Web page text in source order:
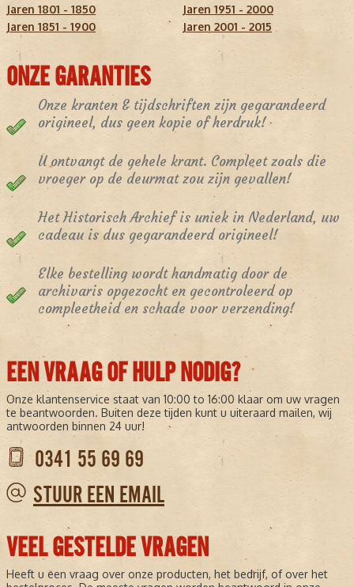
Jaren 1801 - 1850
Jaren 1851 - 1900
Jaren 1951 - 2000
Jaren 2001 - 2015
ONZE GARANTIES
Onze kranten & tijdschriften zijn gegarandeerd
origineel, dus geen kopie of herdruk!
U ontvangt de gehele krant. Compleet zoals die
vroeger op de deurmat zou zijn gevallen!
Het Historisch Archief is uniek in Nederland, uw
cadeau is dus gegarandeerd origineel!
Elke bestelling wordt handmatig door de
archivaris opgezocht en gecontroleerd op
compleetheid en schade voor verzending!
EEN VRAAG OF HULP NODIG?
Onze klantenservice staat van 10:00 to 16:00 klaar om uw vragen
te beantwoorden. Buiten deze tijden kunt u uiteraard mailen, wij
antwoorden binnen 24 uur!
0341 55 69 69
STUUR EEN EMAIL
VEEL GESTELDE VRAGEN
Heeft u een vraag over onze producten, het bedrijf, of over het